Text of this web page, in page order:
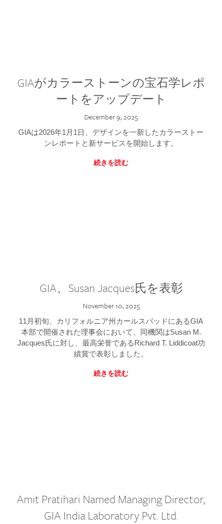
GIAがカラーストーンの宝石学レポ
ートをアップデート
December 9, 2025
GIAは2026年1月1日、デザインを一新したカラーストー
ンレポートと新サービスを開始します。
続きを読む
GIA、Susan Jacques氏を表彰
November 10, 2025
11月初旬、カリフォルニア州カールスバッドにあるGIA
本部で開催された理事会において、同機関はSusan M.
Jacques氏に対し、最高栄誉であるRichard T. Liddicoat功
績賞で表彰しました。
続きを読む
Amit Pratihari Named Managing Director,
GIA India Laboratory Pvt. Ltd.